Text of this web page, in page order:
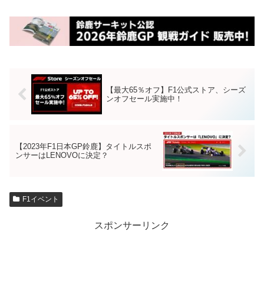
【最大65％オフ】F1公式ストア、シーズ
ンオフセール実施中！
【2023年F1日本GP鈴鹿】タイトルスポ
ンサーはLENOVOに決定？
F1イベント
スポンサーリンク